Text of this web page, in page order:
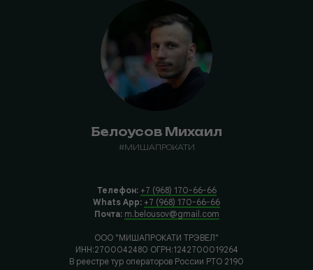
Белоусов Михаил
#МИШАПРОКАТИ
Телефон: +7 (968) 170-66-66
Whats App: +7 (968) 170-66-66
Почта: m.belousov@gmail.com
ООО "МИШАПРОКАТИ ТРЭВЕЛ"
ИНН:2700042480 ОГРН:1242700019264
В реестре тур операторов России РТО 2190